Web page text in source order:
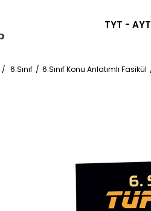
TYT - AYT
6.Sınıf 6.Sınıf Konu Anlatımlı Fasikül